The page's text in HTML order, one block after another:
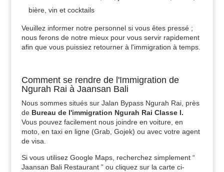
bière, vin et cocktails
Veuillez informer notre personnel si vous êtes pressé ;
nous ferons de notre mieux pour vous servir rapidement
afin que vous puissiez retourner à l'immigration à temps.
Comment se rendre de l'Immigration de
Ngurah Rai à Jaansan Bali
Nous sommes situés sur Jalan Bypass Ngurah Rai, près
de Bureau de l'immigration Ngurah Rai Classe I.
Vous pouvez facilement nous joindre en voiture, en
moto, en taxi en ligne (Grab, Gojek) ou avec votre agent
de visa.
Si vous utilisez Google Maps, recherchez simplement “
Jaansan Bali Restaurant ” ou cliquez sur la carte ci-